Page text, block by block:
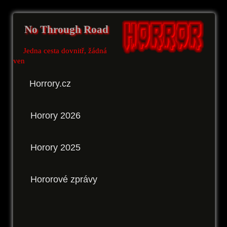
No Through Road
Jedna cesta dovnitř, žádná
ven
Horrory.cz
Horory 2026
Horory 2025
Hororové zprávy